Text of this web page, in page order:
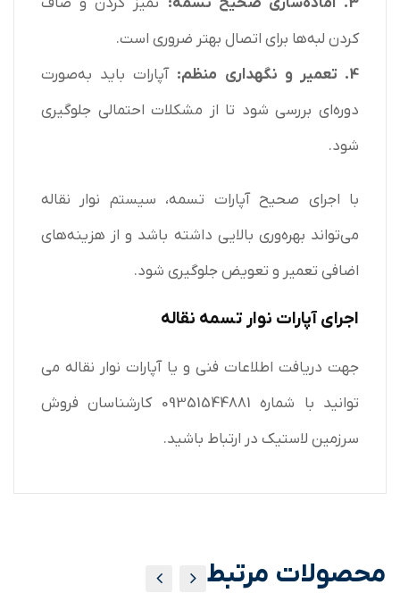
کردن لبه‌ها برای اتصال بهتر ضروری است.
4. تعمیر و نگهداری منظم:
آپارات باید به‌صورت
دوره‌ای بررسی شود تا از مشکلات احتمالی جلوگیری
شود.
با اجرای صحیح آپارات تسمه، سیستم نوار نقاله
می‌تواند بهره‌وری بالایی داشته باشد و از هزینه‌های
اضافی تعمیر و تعویض جلوگیری شود.
اجرای آپارات نوار تسمه نقاله
جهت دریافت اطلاعات فنی و یا آپارات نوار نقاله می
توانید با شماره 09351544881 کارشناسان فروش
سرزمین لاستیک در ارتباط باشید.
محصولات مرتبط